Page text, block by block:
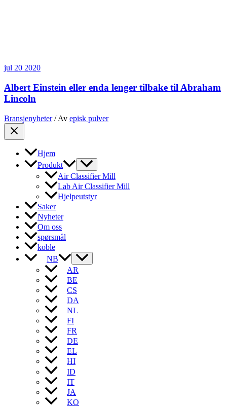
jul 20 2020
Albert Einstein eller enda lenger tilbake til Abraham
Lincoln
Bransjenyheter/ Av episk pulver
Hjem
Produkt
Air Classifier Mill
Lab Air Classifier Mill
Hjelpeutstyr
Saker
Nyheter
Om oss
spørsmål
koble
NB
AR
BE
CS
DA
NL
FI
FR
DE
EL
HI
ID
IT
JA
KO